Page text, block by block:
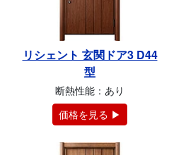
リシェント 玄関ドア3 D44
型
断熱性能：あり
価格を見る ▶